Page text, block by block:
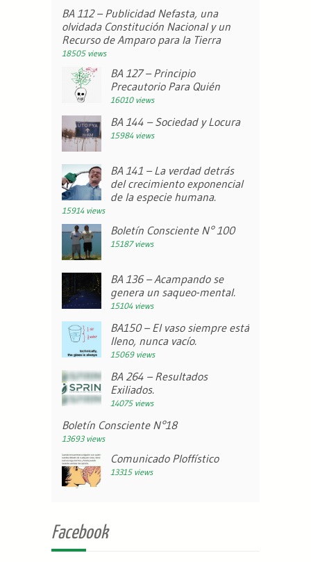
BA 112 – Publicidad Nefasta, una
olvidada Constitución Nacional y un
Recurso de Amparo para la Tierra
18505 views
BA 127 – Principio
Precautorio Para Quién
16010 views
BA 144 – Sociedad y Locura
15984 views
BA 141 – La verdad detrás
del crecimiento exponencial
de la especie humana.
15914 views
Boletín Consciente N° 100
15187 views
BA 136 – Acampando se
genera un saqueo-mental.
15104 views
BA150 – El vaso siempre está
lleno, nunca vacío.
15069 views
BA 264 – Resultados
Exiliados.
14075 views
Boletín Consciente N°18
13693 views
Comunicado Ploffístico
13315 views
Facebook